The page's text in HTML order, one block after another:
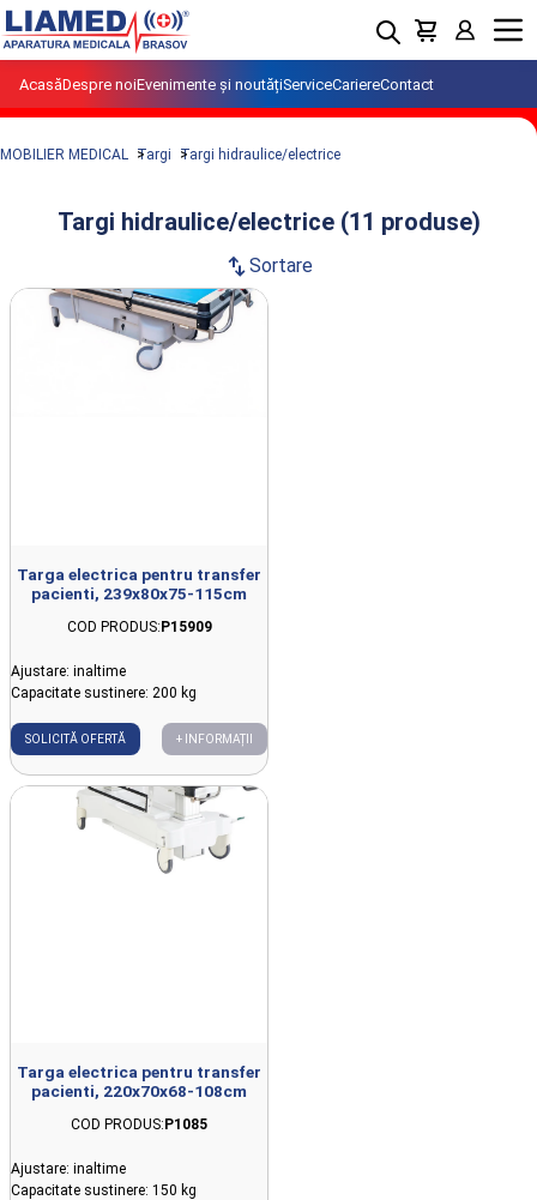
AcasăDespre noiEvenimente și noutățiServiceCariereContact
Menu
MOBILIER MEDICAL Targi Targi hidraulice/electrice
Targi hidraulice/electrice (11 produse)
swap_vertSortare
Produse din clasa Targi
hidraulice/electrice importate si
Targa electrica pentru transfer
pacienti, 239x80x75-115cm
COD PRODUS:P15909
Ajustare: inaltime
Capacitate sustinere: 200 kg
SOLICITĂ OFERTĂ + INFORMAȚII
Targa electrica pentru transfer
pacienti, 220x70x68-108cm
COD PRODUS:P1085
Ajustare: inaltime
Capacitate sustinere: 150 kg